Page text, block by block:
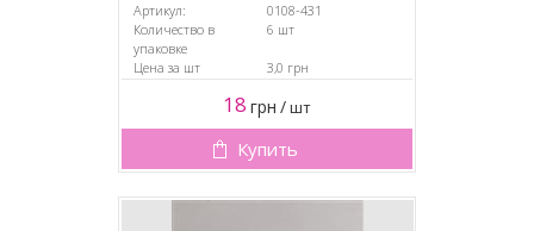
Артикул:
0108-431
Количество в
упаковке
6 шт
Цена за шт 3,0 грн
18 грн /шт
Купить